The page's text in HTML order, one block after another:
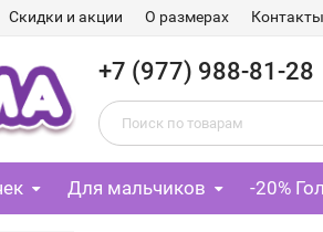
Скидки и акции О размерах Контакты
+7 (977) 988-81-28
Для мальчиков -20%